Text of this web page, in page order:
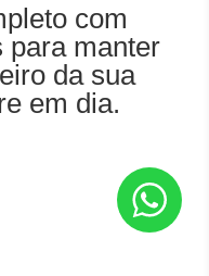
com
para manter
da sua
em dia.